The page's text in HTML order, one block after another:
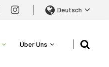
Deutsch
Über Uns